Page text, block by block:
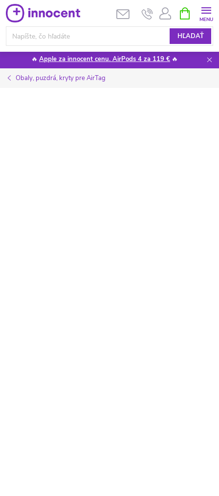
Prejsť
na
obsah
HĽADAŤ
KOŠÍK
🔥 Apple za innocent cenu. AirPods 4 za 119 € 🔥
Obaly, puzdrá, kryty pre AirTag